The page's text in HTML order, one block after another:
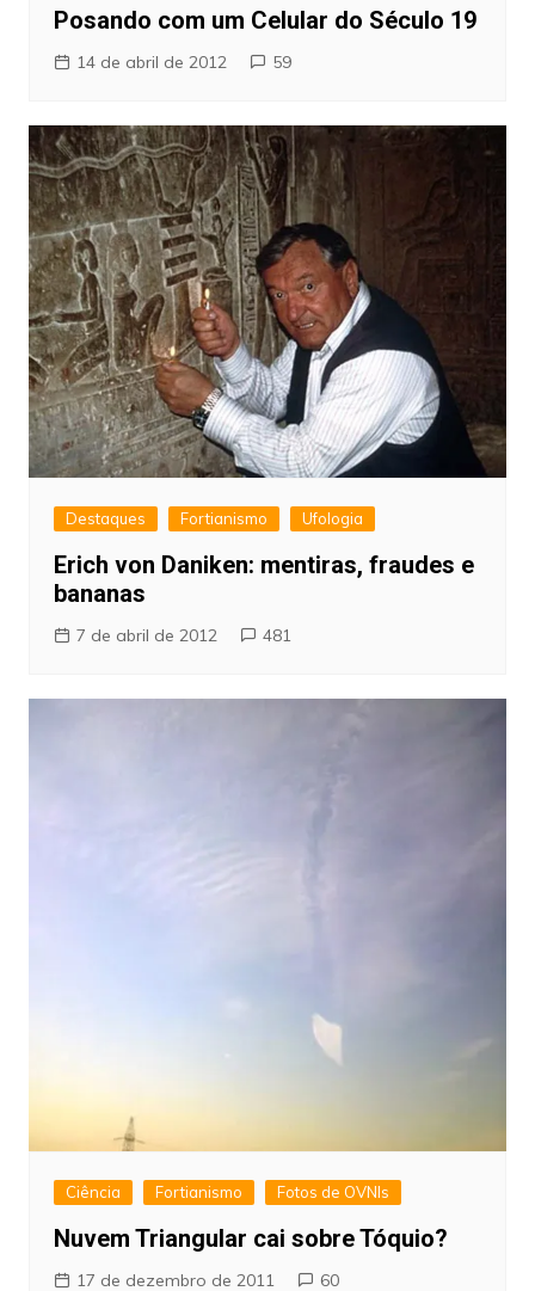
Posando com um Celular do Século 19
14 de abril de 2012 59
Destaques Fortianismo Ufologia
Erich von Daniken: mentiras, fraudes e
bananas
7 de abril de 2012 481
Ciência Fortianismo Fotos de OVNIs
Nuvem Triangular cai sobre Tóquio?
17 de dezembro de 2011 60